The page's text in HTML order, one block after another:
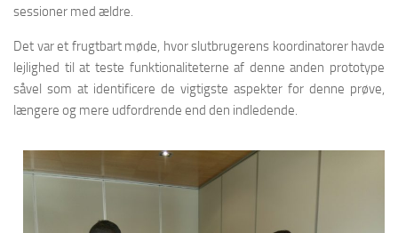
sessioner med ældre.
Det var et frugtbart møde, hvor slutbrugerens koordinatorer havde
lejlighed til at teste funktionaliteterne af denne anden prototype
såvel som at identificere de vigtigste aspekter for denne prøve,
længere og mere udfordrende end den indledende.